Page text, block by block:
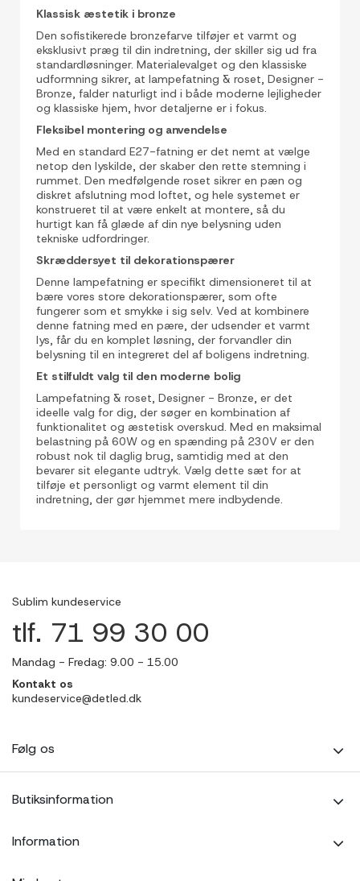
Klassisk æstetik i bronze
Den sofistikerede bronzefarve tilføjer et varmt og
eksklusivt præg til din indretning, der skiller sig ud fra
standardløsninger. Materialevalget og den klassiske
udformning sikrer, at lampefatning & roset, Designer -
Bronze, falder naturligt ind i både moderne lejligheder
og klassiske hjem, hvor detaljerne er i fokus.
Fleksibel montering og anvendelse
Med en standard E27-fatning er det nemt at vælge
netop den lyskilde, der skaber den rette stemning i
rummet. Den medfølgende roset sikrer en pæn og
diskret afslutning mod loftet, og hele systemet er
konstrueret til at være enkelt at montere, så du
hurtigt kan få glæde af din nye belysning uden
tekniske udfordringer.
Skræddersyet til dekorationspærer
Denne lampefatning er specifikt dimensioneret til at
bære vores store dekorationspærer, som ofte
fungerer som et smykke i sig selv. Ved at kombinere
denne fatning med en pære, der udsender et varmt
lys, får du en komplet løsning, der forvandler din
belysning til en integreret del af boligens indretning.
Et stilfuldt valg til den moderne bolig
Lampefatning & roset, Designer - Bronze, er det
ideelle valg for dig, der søger en kombination af
funktionalitet og æstetisk overskud. Med en maksimal
belastning på 60W og en spænding på 230V er den
robust nok til daglig brug, samtidig med at den
bevarer sit elegante udtryk. Vælg dette sæt for at
tilføje et personligt og varmt element til din
indretning, der gør hjemmet mere indbydende.
Sublim kundeservice
tlf. 71 99 30 00
Mandag - Fredag: 9.00 - 15.00
Kontakt os
kundeservice@detled.dk
Følg os
Butiksinformation
Information